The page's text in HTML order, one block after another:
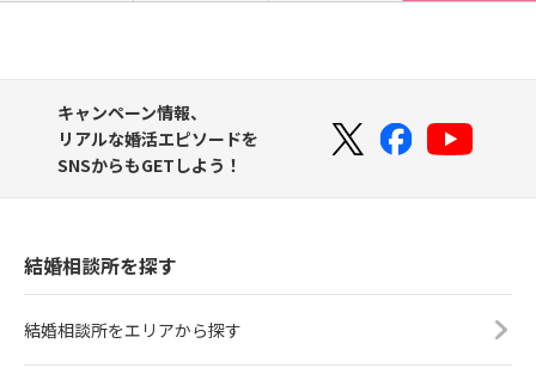
キャンペーン情報、
リアルな婚活エピソードを
SNSからもGETしよう！
結婚相談所を探す
結婚相談所をエリアから探す